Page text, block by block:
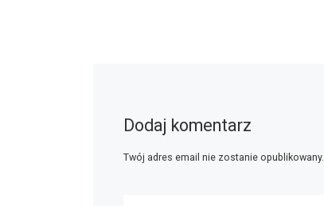
Dodaj komentarz
Twój adres email nie zostanie opublikowany.